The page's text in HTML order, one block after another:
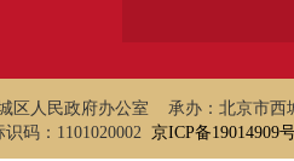
区人民政府办公室 承办：北京市西
码：1101020002 京ICP备19014909